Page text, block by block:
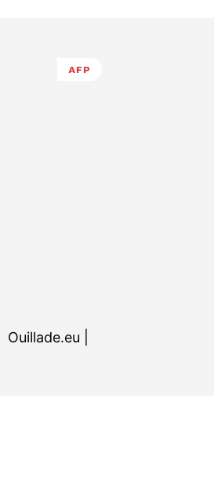
AFP
Ouillade.eu |